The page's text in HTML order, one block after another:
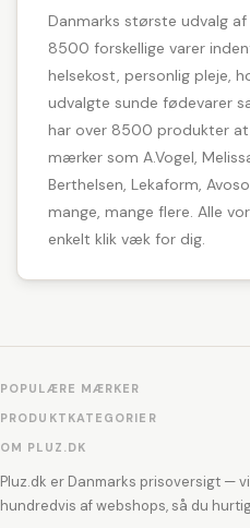
Danmarks største udvalg
8500 forskellige varer
helsekost, personlig pleje,
udvalgte sunde fødevarer
har over 8500 produkter
mærker som A.Vogel,
Berthelsen, Lekaform,
mange, mange flere. Alle
enkelt klik væk for dig.
POPULÆRE MÆRKER
PRODUKTKATEGORIER
OM PLUZ.DK
Pluz.dk er Danmarks prisoversigt —
hundredvis af webshops, så du